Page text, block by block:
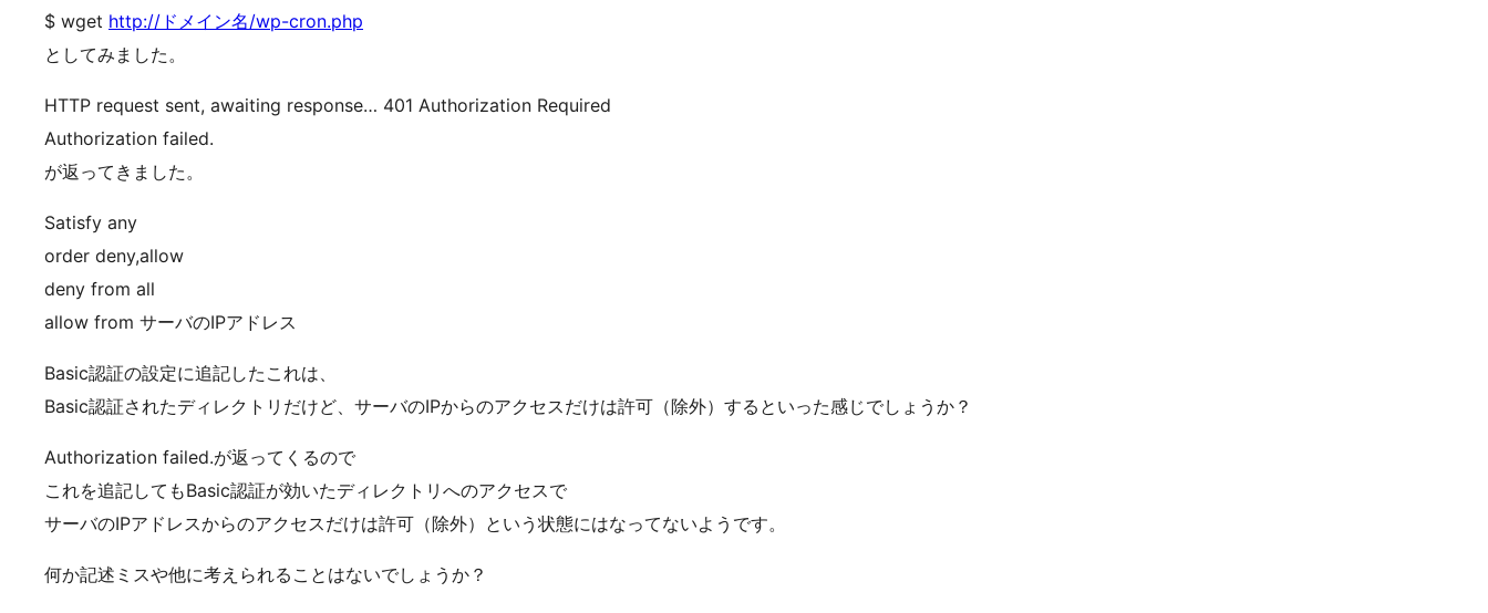
$ wget http://ドメイン名/wp-cron.php
としてみました。
HTTP request sent, awaiting response… 401 Authorization Required
Authorization failed.
が返ってきました。
Satisfy any
order deny,allow
deny from all
allow from サーバのIPアドレス
Basic認証の設定に追記したこれは、
Basic認証されたディレクトリだけど、サーバのIPからのアクセスだけは許可（除外）するといった感じでしょうか？
Authorization failed.が返ってくるので
これを追記してもBasic認証が効いたディレクトリへのアクセスで
サーバのIPアドレスからのアクセスだけは許可（除外）という状態にはなってないようです。
何か記述ミスや他に考えられることはないでしょうか？